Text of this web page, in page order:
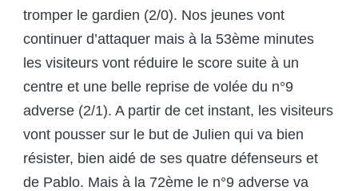
tromper le gardien (2/0). Nos jeunes vont
continuer d’attaquer mais à la 53ème minutes
les visiteurs vont réduire le score suite à un
centre et une belle reprise de volée du n°9
adverse (2/1). A partir de cet instant, les visiteurs
vont pousser sur le but de Julien qui va bien
résister, bien aidé de ses quatre défenseurs et
de Pablo. Mais à la 72ème le n°9 adverse va